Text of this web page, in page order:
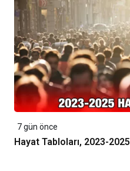
7 gün önce
Hayat Tabloları, 2023-2025